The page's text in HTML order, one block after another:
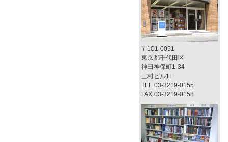
〒101-0051
東京都千代田区
神田神保町1-34
三村ビル1F
TEL 03-3219-0155
FAX 03-3219-0158